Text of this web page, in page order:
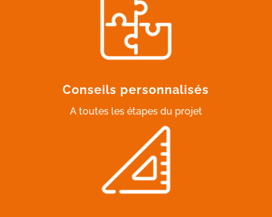
Conseils personnalisés
A toutes les étapes du projet